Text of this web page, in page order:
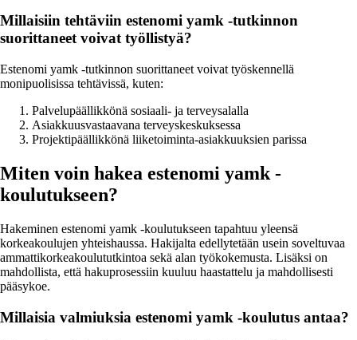
Millaisiin tehtäviin estenomi yamk -tutkinnon
suorittaneet voivat työllistyä?
Estenomi yamk -tutkinnon suorittaneet voivat työskennellä
monipuolisissa tehtävissä, kuten:
Palvelupäällikkönä sosiaali- ja terveysalalla
Asiakkuusvastaavana terveyskeskuksessa
Projektipäällikkönä liiketoiminta-asiakkuuksien parissa
Miten voin hakea estenomi yamk -
koulutukseen?
Hakeminen estenomi yamk -koulutukseen tapahtuu yleensä
korkeakoulujen yhteishaussa. Hakijalta edellytetään usein soveltuvaa
ammattikorkeakoulututkintoa sekä alan työkokemusta. Lisäksi on
mahdollista, että hakuprosessiin kuuluu haastattelu ja mahdollisesti
pääsykoe.
Millaisia valmiuksia estenomi yamk -koulutus antaa?